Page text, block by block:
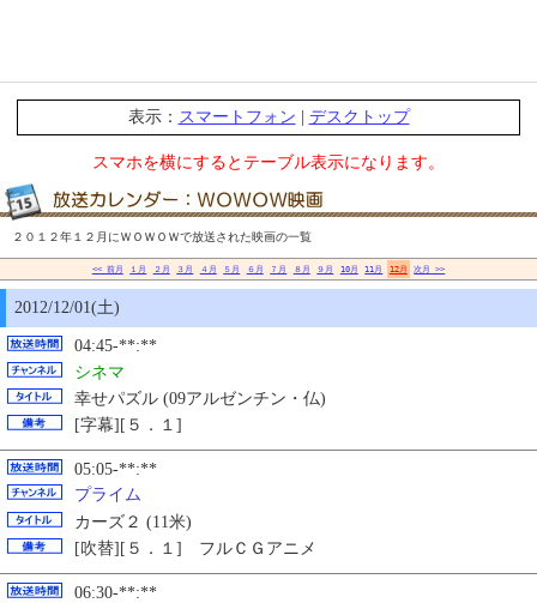
表示： スマートフォン デスクトップ
スマホを横にするとテーブル表示になります。
２０１２年１２月にＷＯＷＯＷで放送された映画の一覧
<< 前月 １月 ２月 ３月 ４月 ５月 ６月 ７月 ８月 ９月 10月 11月 12月 次月 >>
2012/12/01(土)
04:45-**:**
シネマ
幸せパズル (09アルゼンチン・仏)
[字幕][５．１]
05:05-**:**
プライム
カーズ２ (11米)
[吹替][５．１] フルＣＧアニメ
06:30-**:**